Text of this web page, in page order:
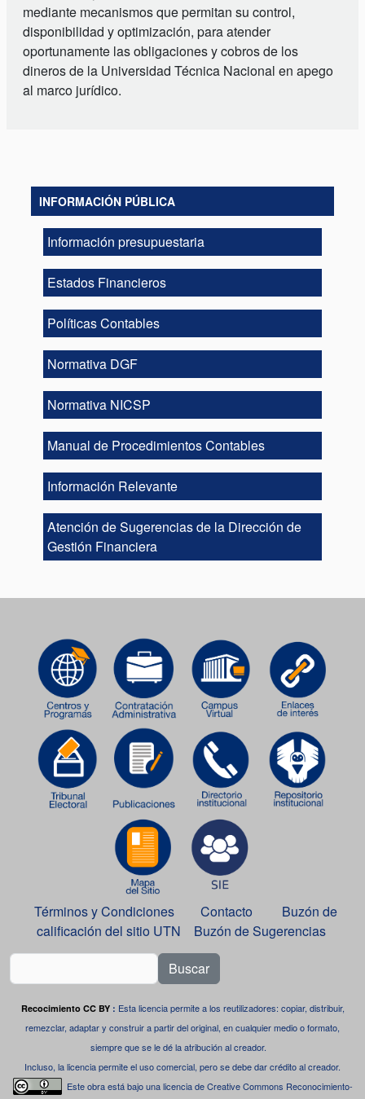
mediante mecanismos que permitan su control,
disponibilidad y optimización, para atender
oportunamente las obligaciones y cobros de los
dineros de la Universidad Técnica Nacional en apego
al marco jurídico.
INFORMACIÓN PÚBLICA
Información presupuestaria
Estados Financieros
Políticas Contables
Normativa DGF
Normativa NICSP
Manual de Procedimientos Contables
Información Relevante
Atención de Sugerencias de la Dirección de
Gestión Financiera
Términos y Condiciones Contacto
Buzón de
calificación del sitio UTN
Buzón de Sugerencias
Buscar
Recocimiento CC BY : Esta licencia permite a los reutilizadores: copiar, distribuir,
remezclar, adaptar y construir a partir del original, en cualquier medio o formato,
siempre que se le dé la atribución al creador.
Incluso, la licencia permite el uso comercial, pero se debe dar crédito al creador.
Este obra está bajo unalicencia de Creative Commons Reconocimiento-